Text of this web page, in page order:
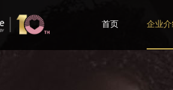
首页 企业